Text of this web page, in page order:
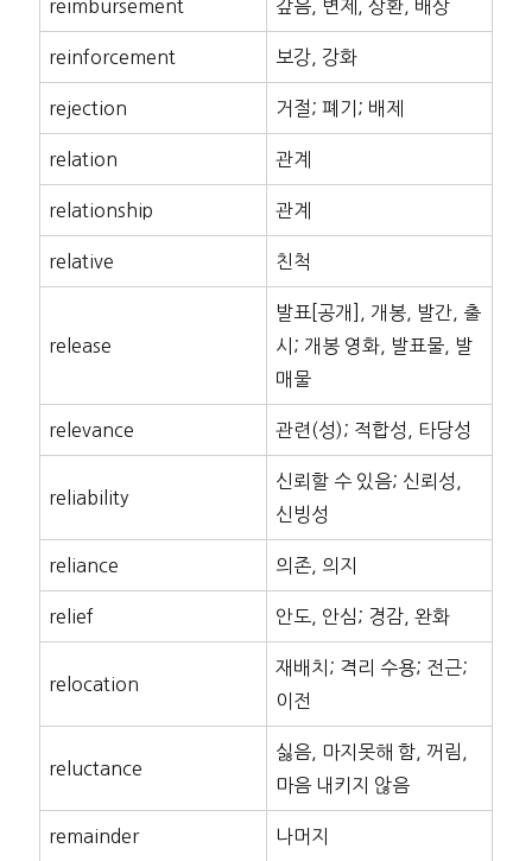
reimbursement 갚음, 변제, 상환, 배상
reinforcement 보강, 강화
rejection 거절; 폐기; 배제
relation 관계
relationship 관계
relative 친척
release
발표[공개], 개봉, 발간, 출
시; 개봉 영화, 발표물, 발
매물
relevance 관련(성); 적합성, 타당성
reliability
신뢰할 수 있음; 신뢰성,
신빙성
reliance 의존, 의지
relief 안도, 안심; 경감, 완화
relocation
재배치; 격리 수용; 전근;
이전
reluctance
싫음, 마지못해 함, 꺼림,
마음 내키지 않음
remainder 나머지